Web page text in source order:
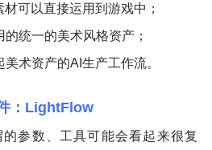
材可以直接运用到游戏中；
的统一的美术风格资产；
美术资产的AI生产工作流。
：LightFlow
参数、工具可能会看起来很复